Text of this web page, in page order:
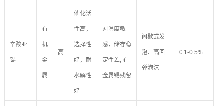
辛酸亚
锡
有
机
金
属
高
催化活
性高，
选择性
好，耐
水解性
好
对湿度敏
感，储存稳
定性差, 有
金属锡残留
间歇式发
泡、高回
弹泡沫
0.1-0.5%